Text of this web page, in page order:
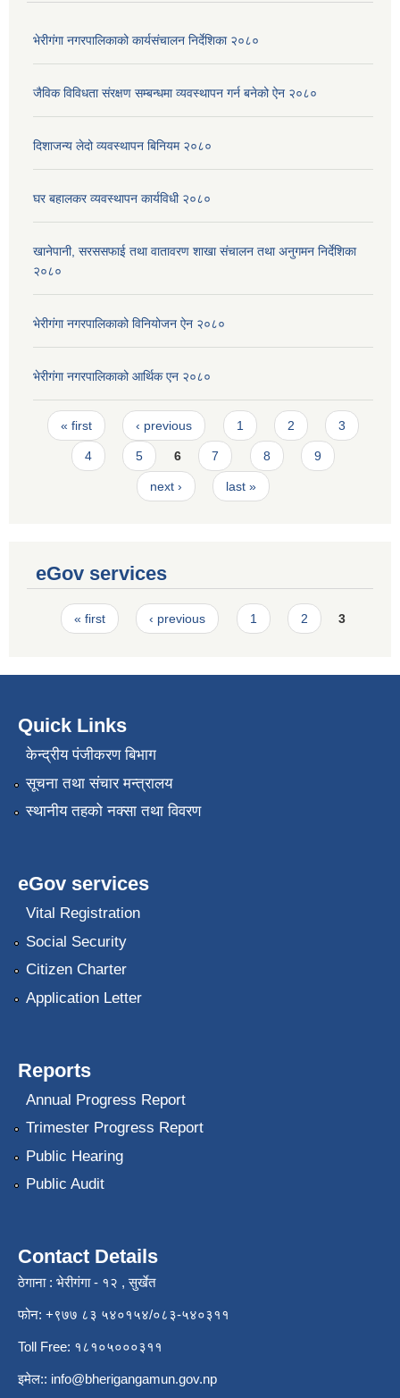
भेरीगंगा नगरपालिकाको कार्यसंचालन निर्देशिका २०८०
जैविक विविधता संरक्षण सम्बन्धमा व्यवस्थापन गर्न बनेको ऐन २०८०
दिशाजन्य लेदो व्यवस्थापन बिनियम २०८०
घर बहालकर व्यवस्थापन कार्यविधी २०८०
खानेपानी, सरससफाई तथा वातावरण शाखा संचालन तथा अनुगमन निर्देशिका
२०८०
भेरीगंगा नगरपालिकाको विनियोजन ऐन २०८०
भेरीगंगा नगरपालिकाको आर्थिक एन २०८०
Pages
« first ‹ previous 1 2 3
4 5 6 7 8 9
next › last »
eGov services
Pages
« first ‹ previous 1 2 3
Quick Links
केन्द्रीय पंजीकरण बिभाग
सूचना तथा संचार मन्त्रालय
स्थानीय तहको नक्सा तथा विवरण
eGov services
Vital Registration
Social Security
Citizen Charter
Application Letter
Reports
Annual Progress Report
Trimester Progress Report
Public Hearing
Public Audit
Contact Details
ठेगाना : भेरीगंगा - १२ , सुर्खेत
फोन: +९७७ ८३ ५४०१५४/०८३-५४०३११
Toll Free: १८१०५०००३११
इमेल:: info@bherigangamun.gov.np